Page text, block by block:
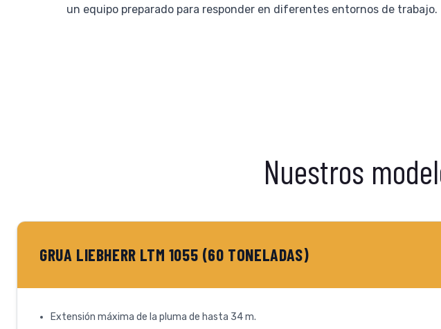
un equipo preparado para responder en diferentes entornos de trabajo.
Nuestros
GRUA LIEBHERR LTM 1055 (60 TONELADAS)
Extensión máxima de la pluma de hasta 34 m.